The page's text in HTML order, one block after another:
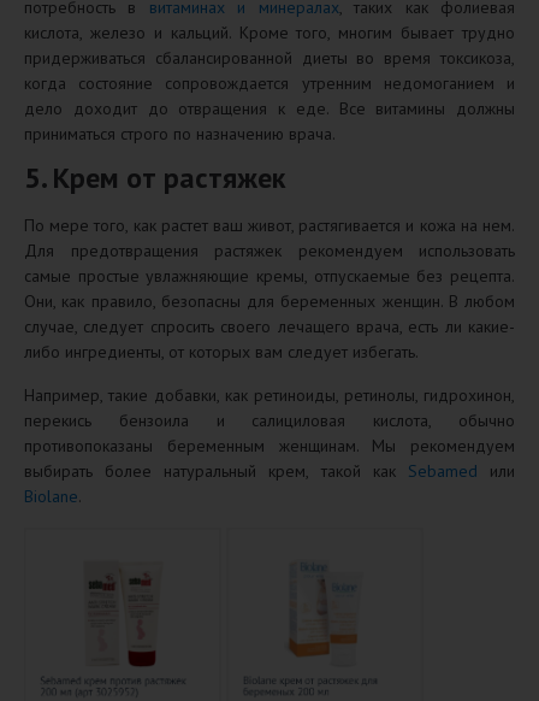
потребность в витаминах и минералах, таких как фолиевая
кислота, железо и кальций. Кроме того, многим бывает трудно
придерживаться сбалансированной диеты во время токсикоза,
когда состояние сопровождается утренним недомоганием и
дело доходит до отвращения к еде. Все витамины должны
приниматься строго по назначению врача.
5. Крем от растяжек
По мере того, как растет ваш живот, растягивается и кожа на нем.
Для предотвращения растяжек рекомендуем использовать
самые простые увлажняющие кремы, отпускаемые без рецепта.
Они, как правило, безопасны для беременных женщин. В любом
случае, следует спросить своего лечащего врача, есть ли какие-
либо ингредиенты, от которых вам следует избегать.
Например, такие добавки, как ретиноиды, ретинолы, гидрохинон,
перекись бензоила и салициловая кислота, обычно
противопоказаны беременным женщинам. Мы рекомендуем
выбирать более натуральный крем, такой как Sebamed или
Biolane.